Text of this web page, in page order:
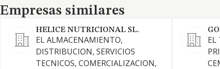
Empresas similares
Empresas similares
HELICE NUTRICIONAL SL.
EL ALMACENAMIENTO,
DISTRIBUCION, SERVICIOS
TECNICOS, COMERCIALIZACION,
EL